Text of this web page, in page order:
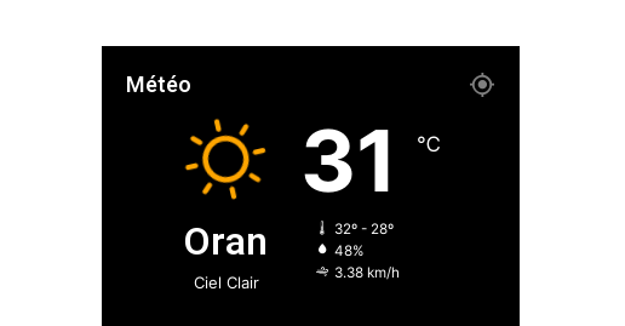
Météo
Oran
Ciel Clair
31 ℃
32º - 28º
48%
3.38 km/h